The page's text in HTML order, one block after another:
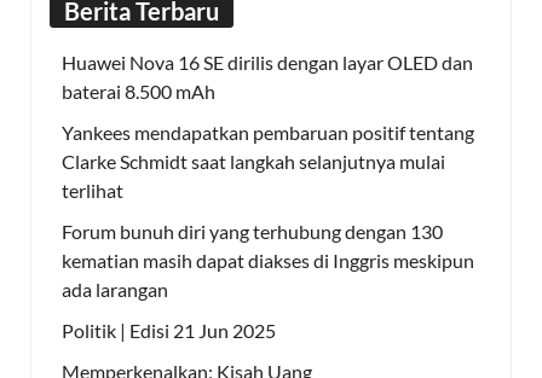
Berita Terbaru
Huawei Nova 16 SE dirilis dengan layar OLED dan
baterai 8.500 mAh
Yankees mendapatkan pembaruan positif tentang
Clarke Schmidt saat langkah selanjutnya mulai
terlihat
Forum bunuh diri yang terhubung dengan 130
kematian masih dapat diakses di Inggris meskipun
ada larangan
Politik | Edisi 21 Jun 2025
Memperkenalkan: Kisah Uang